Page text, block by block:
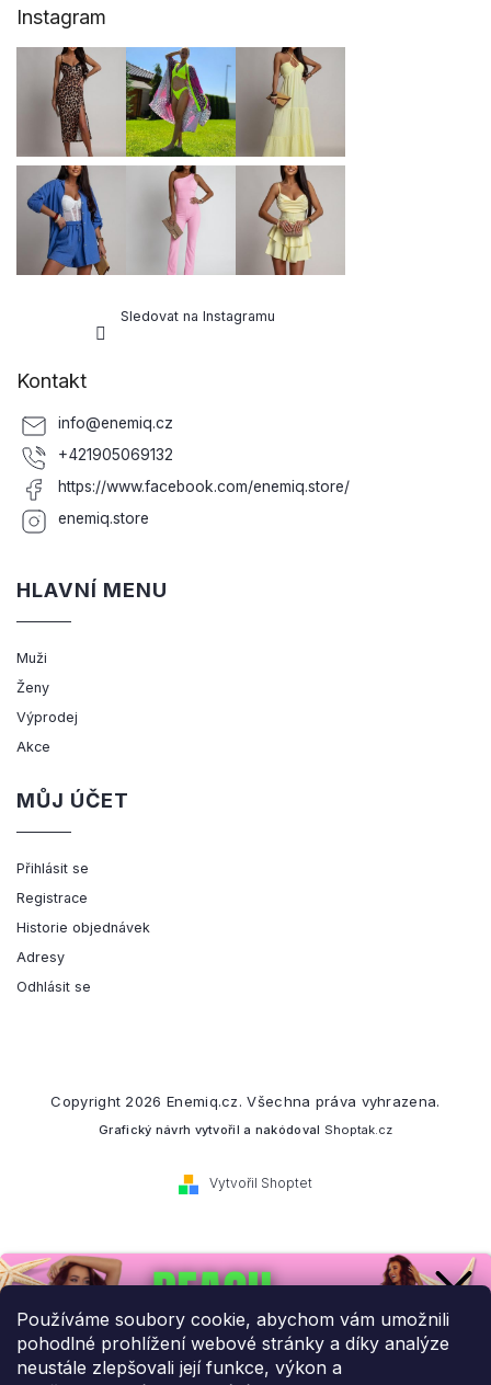
Používáme soubory cookie, abychom vám umožnili
pohodlné prohlížení webové stránky a díky analýze
neustále zlepšovali její funkce, výkon a
Instagram
Sledovat na Instagramu
Kontakt
info@enemiq.cz
+421905069132
https://www.facebook.com/enemiq.store/
enemiq.store
HLAVNÍ MENU
Muži
Ženy
Výprodej
Akce
MŮJ ÚČET
Přihlásit se
Registrace
Historie objednávek
Adresy
Odhlásit se
Vytvořil Shoptet
Copyright 2026 Enemiq.cz. Všechna práva vyhrazena.
Grafický návrh vytvořil a nakódoval Shoptak.cz
Přihlaste se k našemu
newsletteru.
Budeme vám posílat informace o našich novinkách a slevových
akcích.